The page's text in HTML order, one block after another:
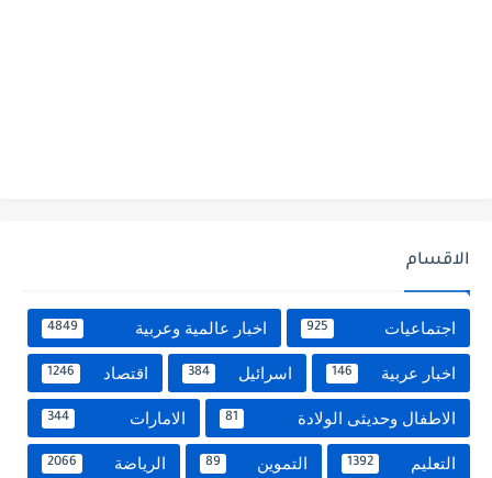
الاقسام
اجتماعيات 925 اخبار عالمية وعربية 4849
اخبار عربية 146 اسرائيل 384 اقتصاد 1246
الاطفال وحديثى الولادة 81 الامارات 344
التعليم 1392 التموين 89 الرياضة 2066